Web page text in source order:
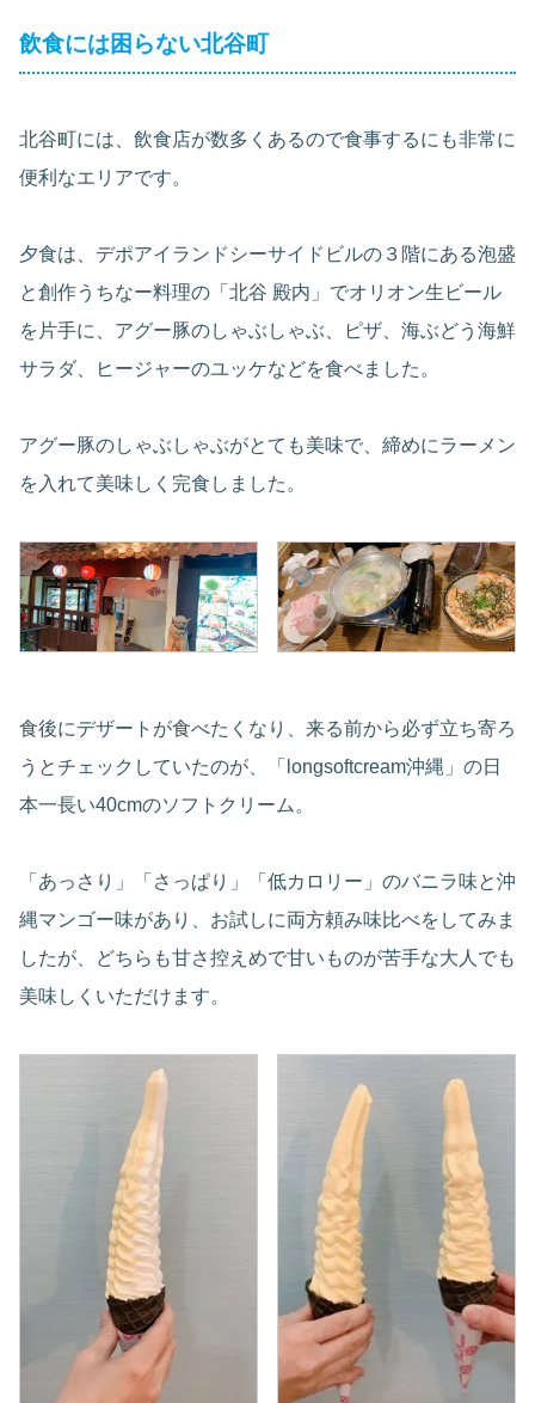
飲食には困らない北谷町
北谷町には、飲食店が数多くあるので食事するにも非常に
便利なエリアです。
夕食は、デポアイランドシーサイドビルの３階にある泡盛
と創作うちなー料理の「北谷 殿内」でオリオン生ビール
を片手に、アグー豚のしゃぶしゃぶ、ピザ、海ぶどう海鮮
サラダ、ヒージャーのユッケなどを食べました。
アグー豚のしゃぶしゃぶがとても美味で、締めにラーメン
を入れて美味しく完食しました。
食後にデザートが食べたくなり、来る前から必ず立ち寄ろ
うとチェックしていたのが、「longsoftcream沖縄」の日
本一長い40cmのソフトクリーム。
「あっさり」「さっぱり」「低カロリー」のバニラ味と沖
縄マンゴー味があり、お試しに両方頼み味比べをしてみま
したが、どちらも甘さ控えめで甘いものが苦手な大人でも
美味しくいただけます。